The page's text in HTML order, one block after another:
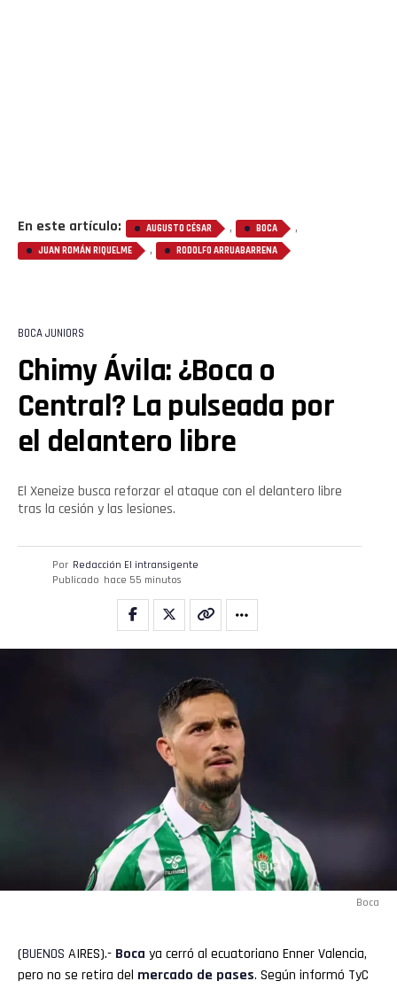
En este artículo: AUGUSTO CÉSAR , BOCA ,
JUAN ROMÁN RIQUELME , RODOLFO ARRUABARRENA
BOCA JUNIORS
Chimy Ávila: ¿Boca o
Central? La pulseada por
el delantero libre
El Xeneize busca reforzar el ataque con el delantero libre
tras la cesión y las lesiones.
Por Redacción El intransigente
Publicado hace 55 minutos
Boca
(BUENOS AIRES).- Boca ya cerró al ecuatoriano Enner Valencia,
pero no se retira del mercado de pases. Según informó TyC